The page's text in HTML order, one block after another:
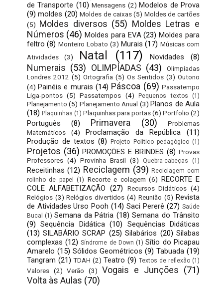
de Transporte (10) Mensagens (2) Modelos de Prova
(9) moldes (20) Moldes de caixas (5) Moldes de cartões
(5) Moldes diversos (55) Moldes Letras e
Números (46) Moldes para EVA (23) Moldes para
feltro (8) Monteiro Lobato (3) Murais (17) Músicas com
Atividades
(3) Natal (117) Novidades (8)
Numerais (53) OLIMPÍADAS (43)
Olimpíadas
Londres 2012 (5) Ortografia (5) Os Sentidos (3) Outono
(4) Painéis e murais (14) Páscoa (69) Passatempo
Liga-pontos (5) Passatempos (4) Pequenos textos (1)
Planejamento (5) Planejamento Anual (3) Planos de Aula
(18) Plaquinhas (1) Plaquinhas para portas(6) Portfolio (2)
Português (8) Primavera (30)
Problemas
Matemáticos
(4) Proclamação da República
(11)
Produção de textos (8) Projeto Político pedagógico (1)
Projetos (36) PROMOÇÕES E BRINDES (8) Provas
Professores (4) Provinha Brasil (3) Quebra-cabeças (1)
Receitinhas (12) Reciclagem (39) Reciclagem com
rolinho de papel
(1) Recorte e colagem (6) RECORTE E
COLE ALFABETIZAÇÃO (27) Recursos Didáticos (4)
Relógios (3) Relógios divertidos (4) Reunião (5) Revista
de Atividades Urso Pooh (14) Saci Pererê (27) Saúde
Bucal
(1) Semana da Pátria (18) Semana do Trânsito
(9) Sequência Didática (10)
Sequências Didáticas
(13) SILABÁRIO SCRAP (25) Silabários (20) Sílabas
complexas (12) Síndrome de Down (1) Sítio do Picapau
Amarelo (15) Sólidos Geométricos (9) Tabuada (19)
Tangram (21) TDAH (2) Teatro (9) Textos de reflexão (1)
Valores (2) Verão (3) Vogais e Junções (71)
Volta às Aulas (70)